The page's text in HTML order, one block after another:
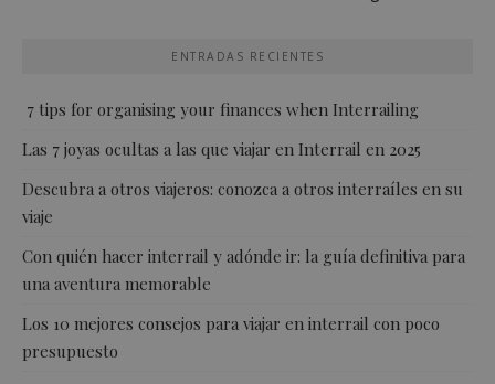
ENTRADAS RECIENTES
7 tips for organising your finances when Interrailing
Las 7 joyas ocultas a las que viajar en Interrail en 2025
Descubra a otros viajeros: conozca a otros interraíles en su
viaje
Con quién hacer interrail y adónde ir: la guía definitiva para
una aventura memorable
Los 10 mejores consejos para viajar en interrail con poco
presupuesto